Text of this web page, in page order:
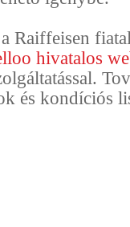
Raiffeisen
hivatalos
és kondíciós